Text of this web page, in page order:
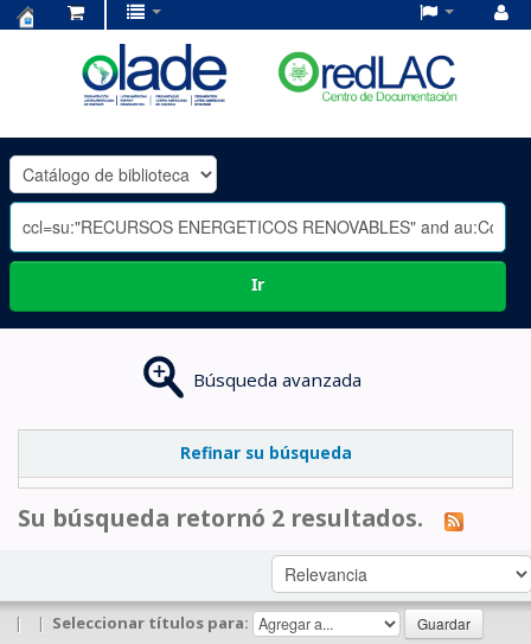
OLADE
-
Ir
Búsqueda avanzada
Refinar su búsqueda
Su búsqueda retornó 2 resultados.
| | Seleccionar títulos para: